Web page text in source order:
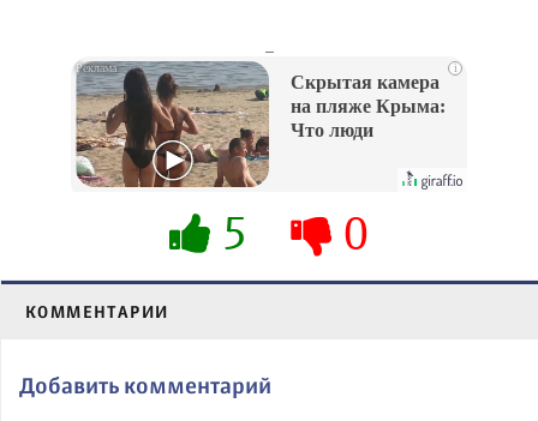
i
Скрытая камера
на пляже Крыма:
Что люди
их не видят...
5 0
КОММЕНТАРИИ
Добавить комментарий